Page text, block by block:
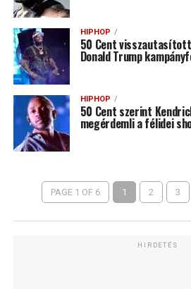
HIPHOP
50 Cent
Donald Trump
HIPHOP
50 Cent szerint
megérdemli a félidei
PAGE 1 OF 6 1 2 3
HIRDETÉS